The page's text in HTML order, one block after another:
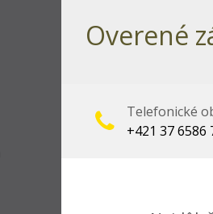
Overené
Telefonické
+421 37 6586